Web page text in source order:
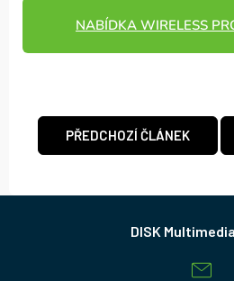
NABÍDKA WIRELESS
PŘEDCHOZÍ ČLÁNEK